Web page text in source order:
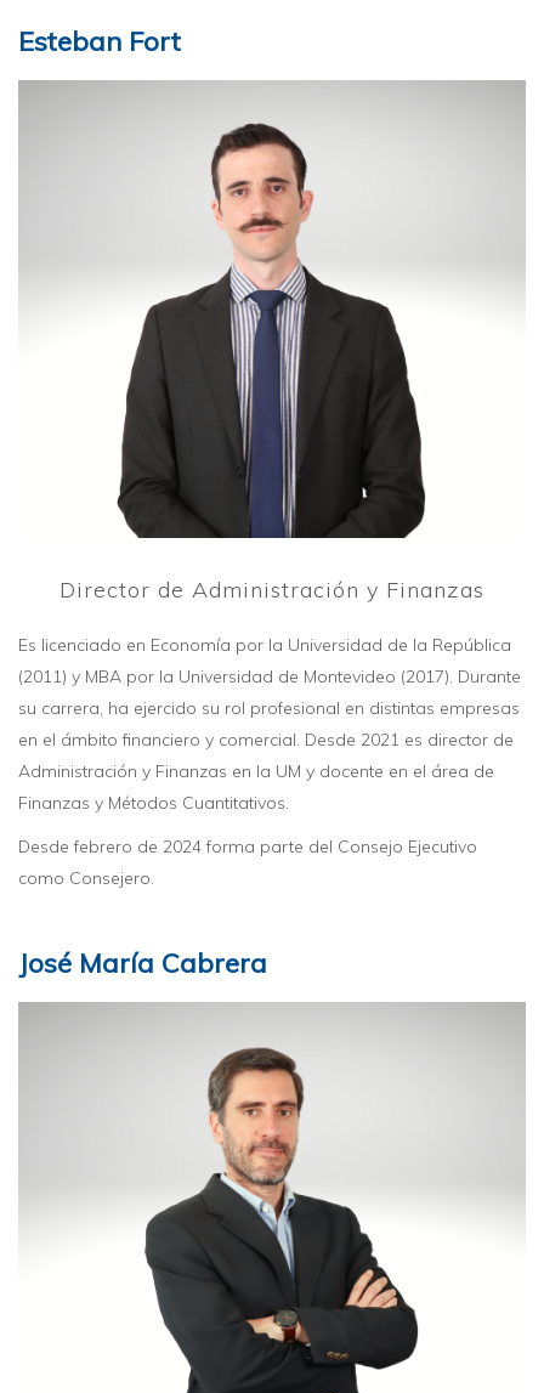
Esteban Fort
Director de Administración y Finanzas
Es licenciado en Economía por la Universidad de la República
(2011) y MBA por la Universidad de Montevideo (2017). Durante
su carrera, ha ejercido su rol profesional en distintas empresas
en el ámbito financiero y comercial. Desde 2021 es director de
Administración y Finanzas en la UM y docente en el área de
Finanzas y Métodos Cuantitativos.
Desde febrero de 2024 forma parte del Consejo Ejecutivo
como Consejero.
José María Cabrera